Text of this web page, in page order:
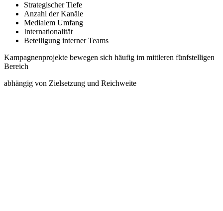
Strategischer Tiefe
Anzahl der Kanäle
Medialem Umfang
Internationalität
Beteiligung interner Teams
Kampagnenprojekte bewegen sich häufig im mittleren fünfstelligen
Bereich
abhängig von Zielsetzung und Reichweite